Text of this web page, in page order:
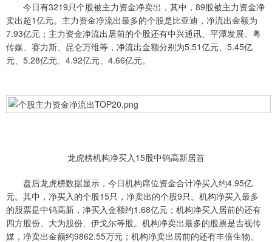
今日有3219只个股被主力资金净卖出，其中，89股被主力资金净
卖出超1亿元。主力资金净流出最多的个股是比亚迪，净流出金额为
7.93亿元；主力资金净流出居前的个股还有中兴通讯、平潭发展、粤
传媒、赛力斯、昆仑万维等，净流出金额分别为5.51亿元、5.45亿
元、5.28亿元、4.92亿元、4.66亿元。
龙虎榜机构净买入15股中钨高新居首
盘后龙虎榜数据显示，今日机构席位资金合计净买入约4.95亿
元。其中，净买入的个股15只，净卖出的个股9只。机构净买入最多
的股票是中钨高新，净买入金额约1.68亿元；机构净买入居前的还有
四方股份、大为股份、伊戈尔等股。机构净卖出最多的股票是吉视传
媒，净卖出金额约9862.55万元；机构净卖出居前的还有丰倍生物、